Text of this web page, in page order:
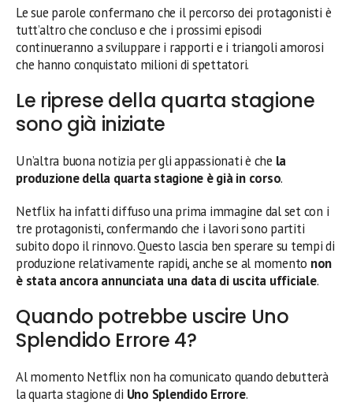
Le sue parole confermano che il percorso dei protagonisti è
tutt’altro che concluso e che i prossimi episodi
continueranno a sviluppare i rapporti e i triangoli amorosi
che hanno conquistato milioni di spettatori.
Le riprese della quarta stagione
sono già iniziate
Un’altra buona notizia per gli appassionati è che la
produzione della quarta stagione è già in corso.
Netflix ha infatti diffuso una prima immagine dal set con i
tre protagonisti, confermando che i lavori sono partiti
subito dopo il rinnovo. Questo lascia ben sperare su tempi di
produzione relativamente rapidi, anche se al momento non
è stata ancora annunciata una data di uscita ufficiale.
Quando potrebbe uscire Uno
Splendido Errore 4?
Al momento Netflix non ha comunicato quando debutterà
la quarta stagione di Uno Splendido Errore.